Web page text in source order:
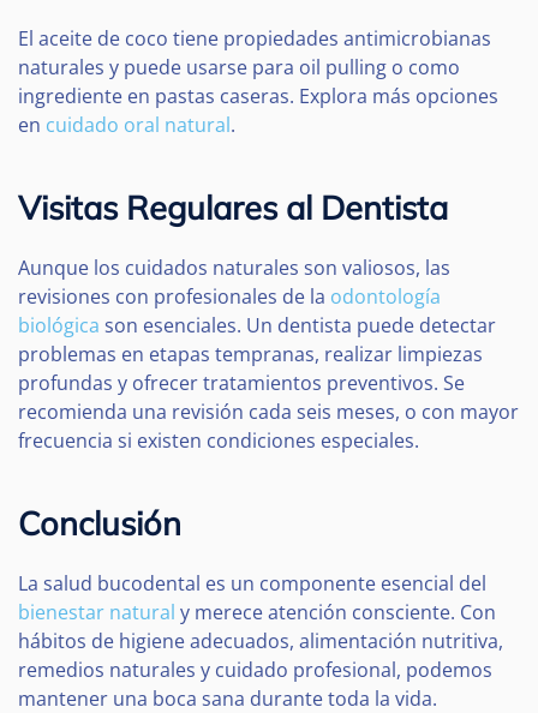
El aceite de coco tiene propiedades antimicrobianas
naturales y puede usarse para oil pulling o como
ingrediente en pastas caseras. Explora más opciones
en cuidado oral natural.
Visitas Regulares al Dentista
Aunque los cuidados naturales son valiosos, las
revisiones con profesionales de la odontología
biológica son esenciales. Un dentista puede detectar
problemas en etapas tempranas, realizar limpiezas
profundas y ofrecer tratamientos preventivos. Se
recomienda una revisión cada seis meses, o con mayor
frecuencia si existen condiciones especiales.
Conclusión
La salud bucodental es un componente esencial del
bienestar natural y merece atención consciente. Con
hábitos de higiene adecuados, alimentación nutritiva,
remedios naturales y cuidado profesional, podemos
mantener una boca sana durante toda la vida.